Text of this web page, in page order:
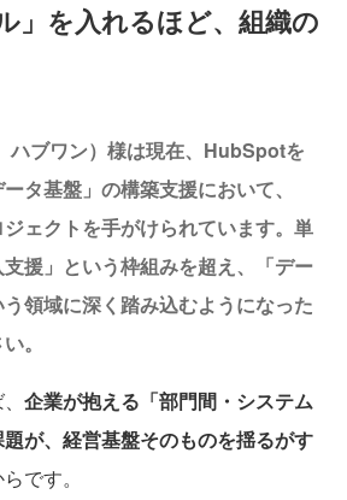
」を入れるほど、組織の
ハブワン）様は現在、HubSpotを
タ基盤」の構築支援において、
ェクトを手がけられています。単
援」という枠組みを超え、「デー
領域に深く踏み込むようになった
。
企業が抱える「部門間・システム
が、経営基盤そのものを揺るがす
です。